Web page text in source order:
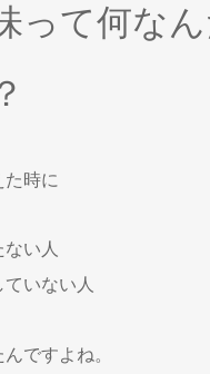
って何な
た時に
ない人
いない人
ですよね。